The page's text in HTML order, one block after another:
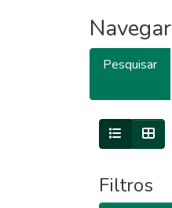
Navegar
Pesquisar
Filtros